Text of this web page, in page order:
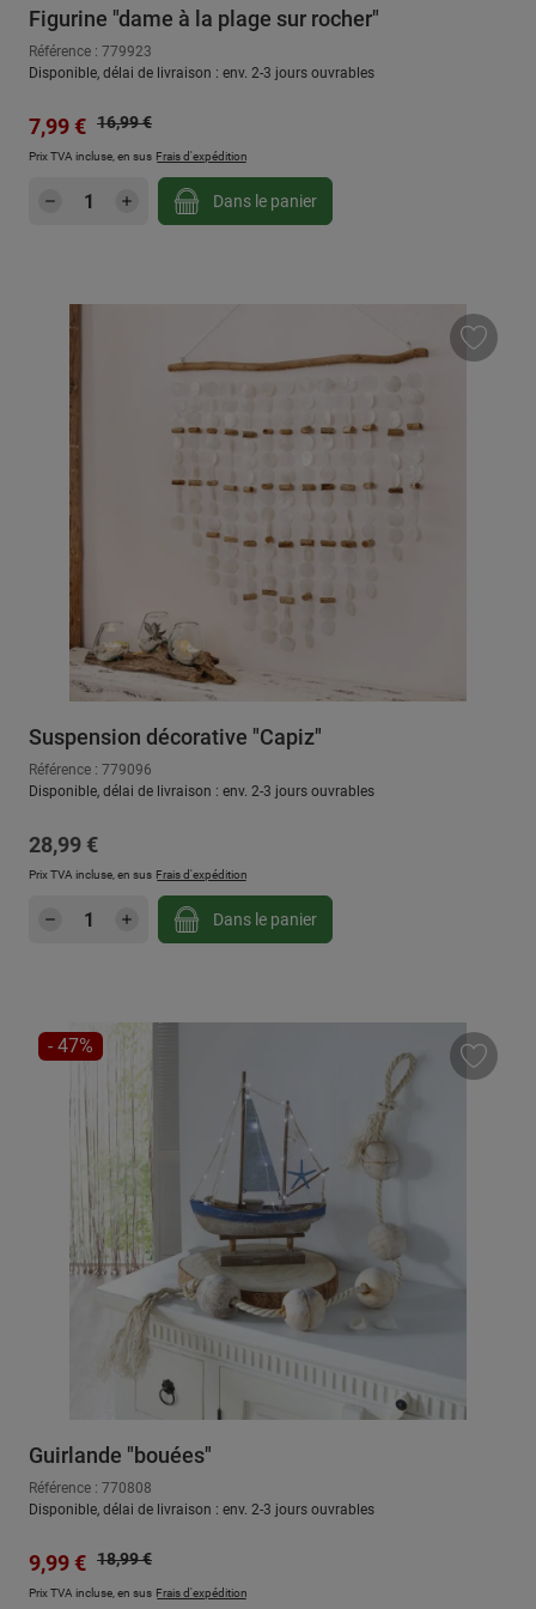
Figurine "dame à la plage sur rocher"
Référence : 779923
Disponible, délai de livraison : env. 2-3 jours ouvrables
Prix de vente :
7,99 € Prix régulier :
16,99 €
Prix TVA incluse, en sus Frais d'expédition
Quantité de produit : Entrez la quantité
Dans le panier
Suspension décorative "Capiz"
Référence : 779096
Disponible, délai de livraison : env. 2-3 jours ouvrables
Prix régulier :
28,99 €
Prix TVA incluse, en sus Frais d'expédition
Quantité de produit : Entrez la quantité
Dans le panier
RÉDUCTION
- 47%
Guirlande "bouées"
Référence : 770808
Disponible, délai de livraison : env. 2-3 jours ouvrables
Prix de vente :
9,99 € Prix régulier :
18,99 €
Prix TVA incluse, en sus Frais d'expédition